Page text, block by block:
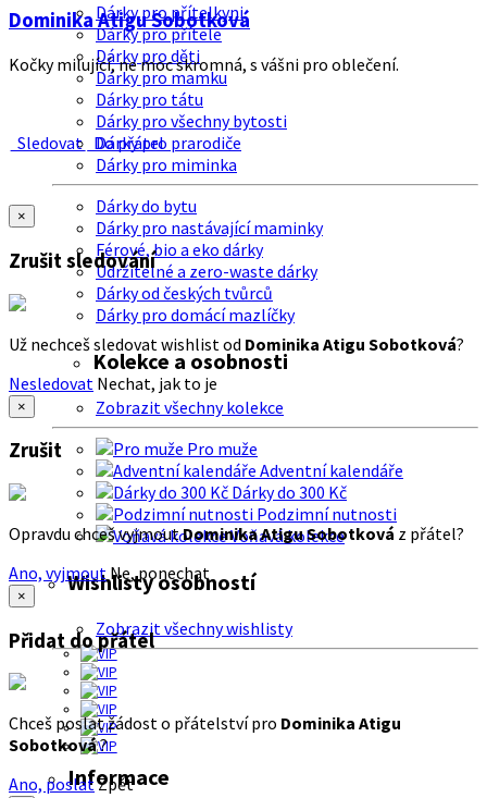
Dárky pro přítelkyni
Dárky pro přítele
Dárky pro děti
Dárky pro mamku
Dárky pro tátu
Dárky pro všechny bytosti
Dárky pro prarodiče
Dárky pro miminka
Dárky do bytu
Dárky pro nastávající maminky
Férové, bio a eko dárky
Udržitelné a zero-waste dárky
Dárky od českých tvůrců
Dárky pro domácí mazlíčky
Kolekce a osobnosti
Zobrazit všechny kolekce
Pro muže
Adventní kalendáře
Dárky do 300 Kč
Podzimní nutnosti
Voňavá kolekce
Wishlisty osobností
Zobrazit všechny wishlisty
Informace
Dominika Atigu Sobotková
Kočky milující, ne moc skromná, s vášni pro oblečení.
Sledovat Do přátel
×
Zrušit sledování
Už nechceš sledovat wishlist od Dominika Atigu Sobotková?
Nesledovat Nechat, jak to je
×
Zrušit
Opravdu chceš vyjmoutDominika Atigu Sobotková z přátel?
Ano, vyjmout Ne, ponechat
×
Přidat do přátel
Chceš poslat žádost o přátelství pro Dominika Atigu
Sobotková?
Ano, poslatZpět